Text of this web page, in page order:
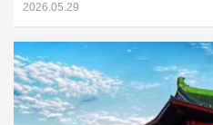
2026.05.29